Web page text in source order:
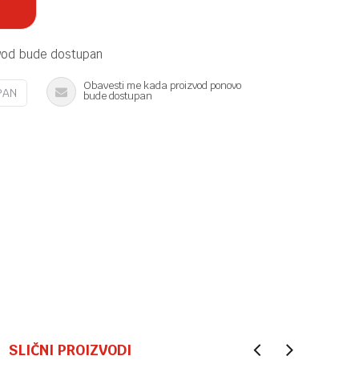
bude dostupan
Obavesti me kada proizvod ponovo
bude dostupan
SLIČNI PROIZVODI